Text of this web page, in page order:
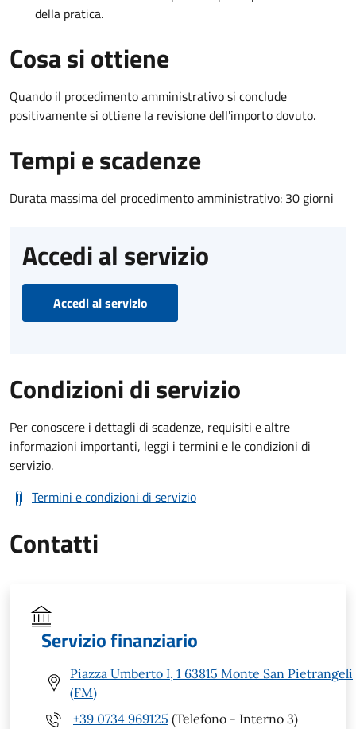
della pratica.
Cosa si ottiene
Quando il procedimento amministrativo si conclude
positivamente si ottiene la revisione dell'importo dovuto.
Tempi e scadenze
Durata massima del procedimento amministrativo: 30 giorni
Accedi al servizio
Accedi al servizio
Condizioni di servizio
Per conoscere i dettagli di scadenze, requisiti e altre
informazioni importanti, leggi i termini e le condizioni di
servizio.
Termini e condizioni di servizio
Contatti
Servizio finanziario
Piazza Umberto I, 1 63815 Monte San Pietrangeli
(FM)
+39 0734 969125 (Telefono - Interno 3)